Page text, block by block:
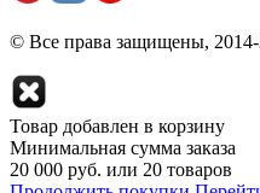
© Все права защищены,
Товар добавлен в корзину
Минимальная сумма заказа
20 000 руб. или 20 товаров